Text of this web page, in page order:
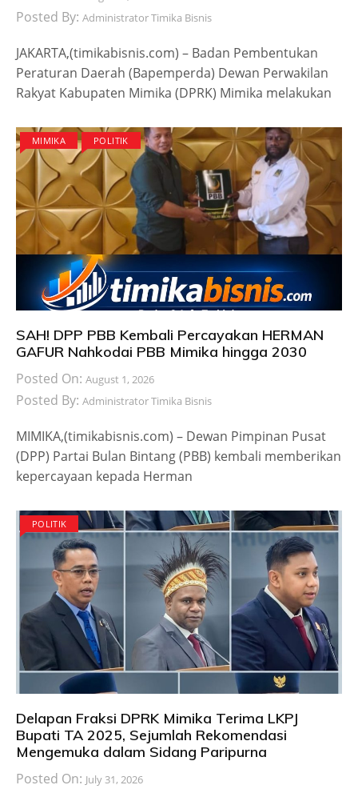
Posted By: Administrator Timika Bisnis
JAKARTA,(timikabisnis.com) – Badan Pembentukan
Peraturan Daerah (Bapemperda) Dewan Perwakilan
Rakyat Kabupaten Mimika (DPRK) Mimika melakukan
MIMIKA POLITIK
SAH! DPP PBB Kembali Percayakan HERMAN
GAFUR Nahkodai PBB Mimika hingga 2030
Posted On: August 1, 2026
Posted By: Administrator Timika Bisnis
MIMIKA,(timikabisnis.com) – Dewan Pimpinan Pusat
(DPP) Partai Bulan Bintang (PBB) kembali memberikan
kepercayaan kepada Herman
POLITIK
Delapan Fraksi DPRK Mimika Terima LKPJ
Bupati TA 2025, Sejumlah Rekomendasi
Mengemuka dalam Sidang Paripurna
Posted On: July 31, 2026